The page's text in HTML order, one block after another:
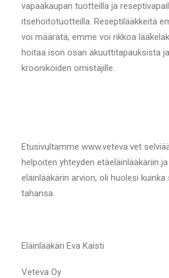
vapaakaupan tuotteilla ja
itsehoitotuotteilla. Reseptilääkkeitä
voi määrätä, emme voi rikkoa
hoitaa ison osan akuuttitapauksista
kroonikoiden omistajille.
Etusivultamme www.veteva.vet
helpoiten yhteyden etäeläinlääkäriin
eläinlääkärin arvion, oli huolesi kuinka
tahansa.
Eläinlääkäri Eva Kaisti
Veteva Oy